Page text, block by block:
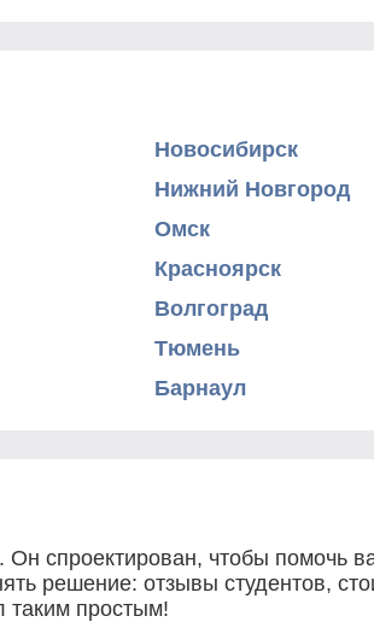
Новосибирск
Нижний Новгород
Омск
Красноярск
Волгоград
Тюмень
Барнаул
спроектирован, чтобы помочь
решение: отзывы студентов,
таким простым!